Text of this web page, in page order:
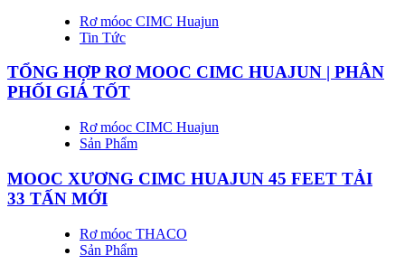
Rơ móoc CIMC Huajun
Tin Tức
TỔNG HỢP RƠ MOOC CIMC HUAJUN | PHÂN
PHỐI GIÁ TỐT
Rơ móoc CIMC Huajun
Sản Phẩm
MOOC XƯƠNG CIMC HUAJUN 45 FEET TẢI
33 TẤN MỚI
Rơ móoc THACO
Sản Phẩm